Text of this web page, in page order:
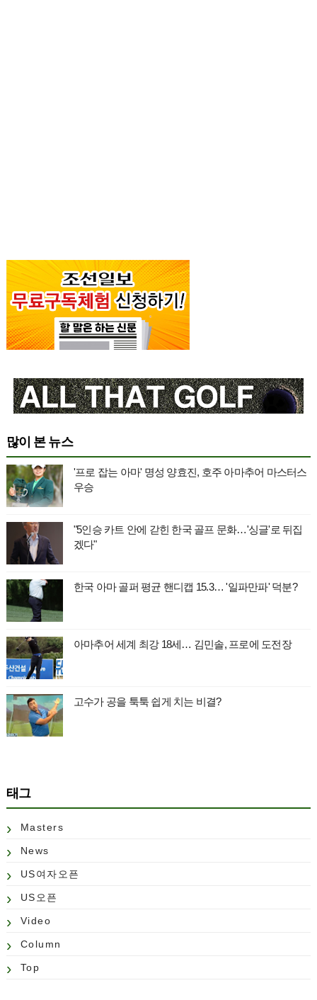
많이 본 뉴스
'프로 잡는 아마' 명성 양효진, 호주 아마추어 마스터스
우승
"5인승 카트 안에 갇힌 한국 골프 문화…'싱글'로 뒤집
겠다"
한국 아마 골퍼 평균 핸디캡 15.3… '일파만파' 덕분?
아마추어 세계 최강 18세… 김민솔, 프로에 도전장
고수가 공을 툭툭 쉽게 치는 비결?
태그
Masters
News
US여자오픈
US오픈
Video
Column
Top